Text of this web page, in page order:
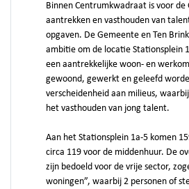
Binnen Centrumkwadraat is voor
aantrekken en vasthouden van
opgaven. De Gemeente en Ten
ambitie om de locatie Stationsplein
een aantrekkelijke woon- en
gewoond, gewerkt en geleefd
verscheidenheid aan milieus,
het vasthouden van jong talent.
Aan het Stationsplein 1a-5 komen
circa 119 voor de middenhuur. De
zijn bedoeld voor de vrije sector,
woningen”, waarbij 2 personen of